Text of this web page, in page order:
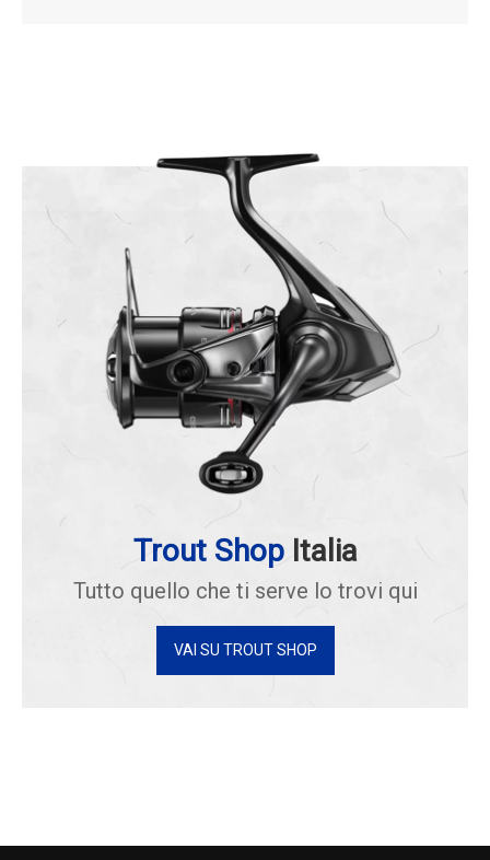
Trout ShopItalia
Tutto quello che ti serve lo trovi qui
VAI SU TROUT SHOP